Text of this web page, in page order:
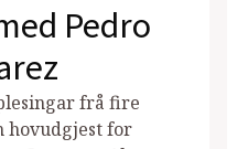
Pedro
frå fire
hovudgjest for